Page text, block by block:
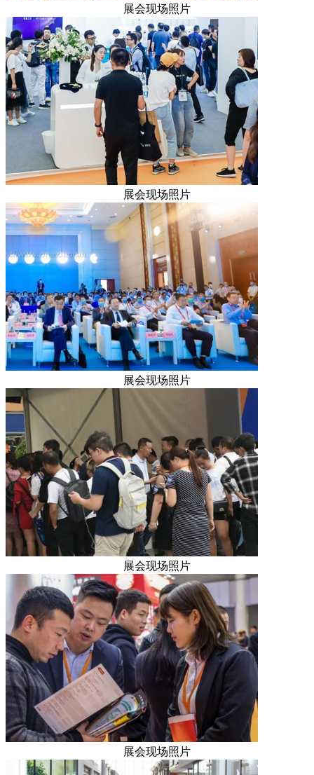
展会现场照片
展会现场照片
展会现场照片
展会现场照片
展会现场照片